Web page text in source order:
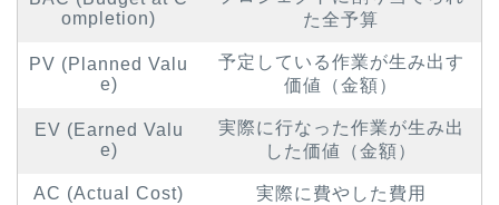
ompletion)
た全予算
PV (Planned Valu
e)
予定している作業が生み出す
価値（金額）
EV (Earned Valu
e)
実際に行なった作業が生み出
した価値（金額）
AC (Actual Cost) 実際に費やした費用